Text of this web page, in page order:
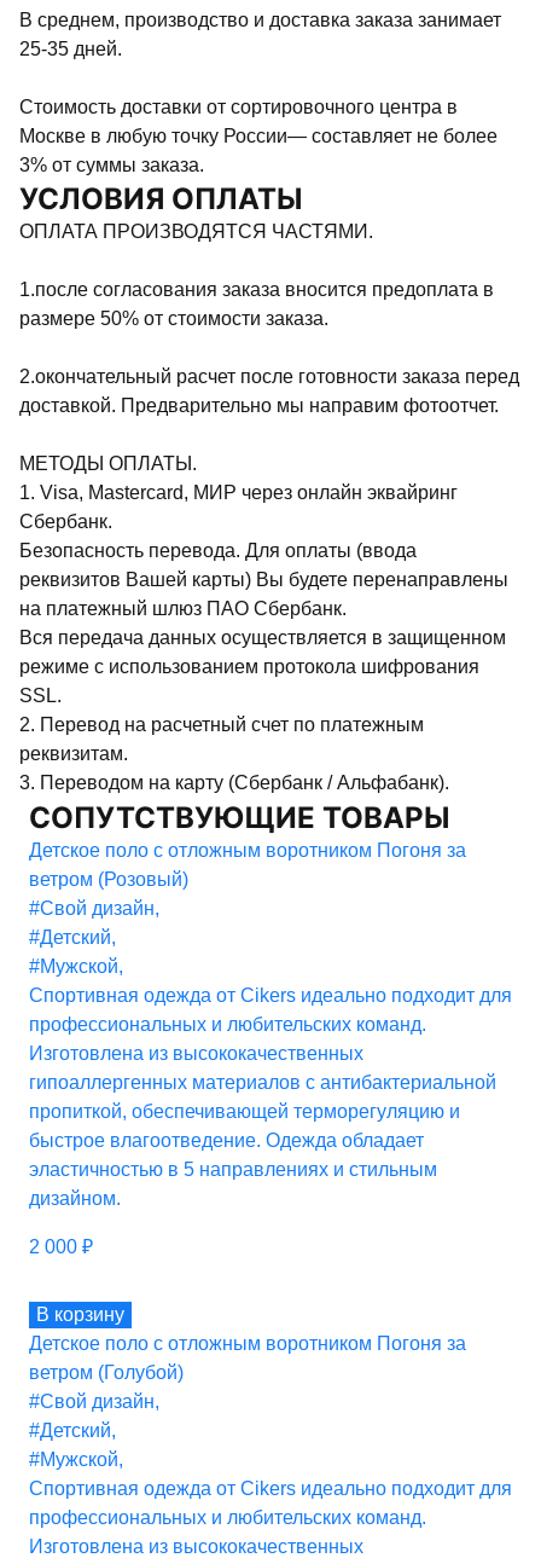
В среднем, производство и доставка заказа занимает
25-35 дней.
Стоимость доставки от сортировочного центра в
Москве в любую точку России— составляет не более
3% от суммы заказа.
УСЛОВИЯ ОПЛАТЫ
ОПЛАТА ПРОИЗВОДЯТСЯ ЧАСТЯМИ.
1.после согласования заказа вносится предоплата в
размере 50% от стоимости заказа.
2.окончательный расчет после готовности заказа перед
доставкой. Предварительно мы направим фотоотчет.
МЕТОДЫ ОПЛАТЫ.
1. Visa, Mastercard, МИР через онлайн эквайринг
Сбербанк.
Безопасность перевода. Для оплаты (ввода
реквизитов Вашей карты) Вы будете перенаправлены
на платежный шлюз ПАО Сбербанк.
Вся передача данных осуществляется в защищенном
режиме с использованием протокола шифрования
SSL.
2. Перевод на расчетный счет по платежным
реквизитам.
3. Переводом на карту (Сбербанк / Альфабанк).
СОПУТСТВУЮЩИЕ ТОВАРЫ
Детское поло с отложным воротником Погоня за
ветром (Розовый)
#Свой дизайн,
#Детский,
#Мужской,
Спортивная одежда от Cikers идеально подходит для
профессиональных и любительских команд.
Изготовлена из высококачественных
гипоаллергенных материалов с антибактериальной
пропиткой, обеспечивающей терморегуляцию и
быстрое влагоотведение. Одежда обладает
эластичностью в 5 направлениях и стильным
дизайном.
2 000 ₽
В корзину
Детское поло с отложным воротником Погоня за
ветром (Голубой)
#Свой дизайн,
#Детский,
#Мужской,
Спортивная одежда от Cikers идеально подходит для
профессиональных и любительских команд.
Изготовлена из высококачественных